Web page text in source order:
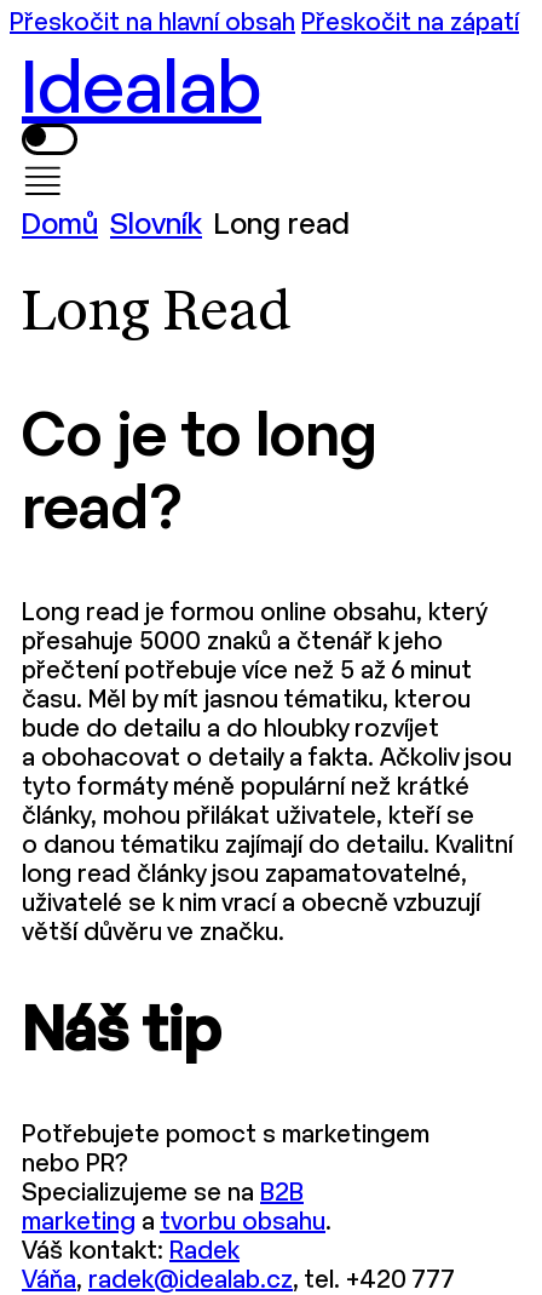
Přeskočit na hlavní obsah Přeskočit na zápatí
Idealab
Domů Slovník Long read
Long Read
Co je to long
read?
Long read je formou online obsahu, který
přesahuje 5000 znaků a čtenář k jeho
přečtení potřebuje více než 5 až 6 minut
času. Měl by mít jasnou tématiku, kterou
bude do detailu a do hloubky rozvíjet
a obohacovat o detaily a fakta. Ačkoliv jsou
tyto formáty méně populární než krátké
články, mohou přilákat uživatele, kteří se
o danou tématiku zajímají do detailu. Kvalitní
long read články jsou zapamatovatelné,
uživatelé se k nim vrací a obecně vzbuzují
větší důvěru ve značku.
Náš tip
Potřebujete pomoct s marketingem
nebo PR?
Specializujeme se na B2B
marketing a tvorbu obsahu.
Váš kontakt: Radek
Váňa, radek@idealab.cz, tel. +420 777